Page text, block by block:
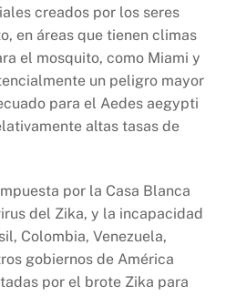
creados por los seres
en áreas que tienen climas
el mosquito, como Miami y
un peligro mayor
para el Aedes aegypti
altas tasas de
por la Casa Blanca
del Zika, y la incapacidad
Colombia, Venezuela,
gobiernos de América
por el brote Zika para